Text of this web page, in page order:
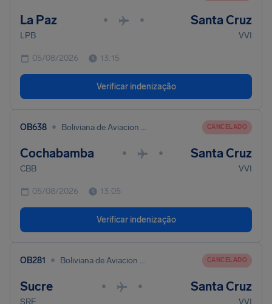
La Paz • • Santa Cruz
LPB VVI
05/08/2026 13:15
Verificar indenização
OB638 • Boliviana de Aviacion - BoA CANCELADO
Cochabamba • • Santa Cruz
CBB VVI
05/08/2026 13:05
Verificar indenização
OB281 • Boliviana de Aviacion - BoA CANCELADO
Sucre • • Santa Cruz
SRE VVI